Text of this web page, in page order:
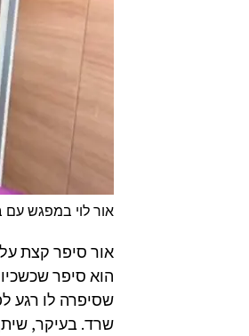
אור לוי במפגש עם
אור סיפר קצת על
הוא סיפר
שסיפרה לו רגע
שרד. בעיקר,